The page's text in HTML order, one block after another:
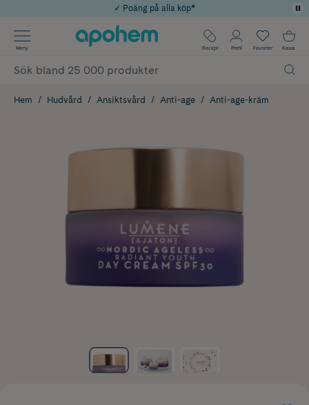
Årets Butik 2025 inom Skönhet
Använd kod: SOMMAR20 för 20% över 649kr
✓ Rådgivning från farmaceuter & hudterapeuter
✓ Poäng på alla köp*
Meny Recept Profil Favoriter Kassa
Hem Hudvård Ansiktsvård Anti-age Anti-age-kräm